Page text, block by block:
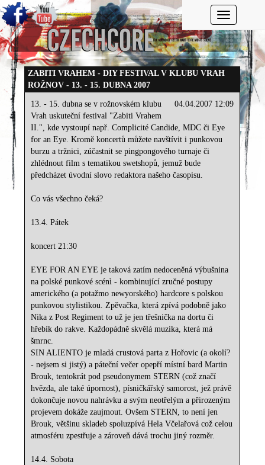
Toggle
ZABITI VRAHEM - DIY FESTIVAL V KLUBU VRAH
ROŽNOV - 13. - 15. DUBNA 2007
04.04.2007 12:09
13. - 15. dubna se v rožnovském klubu
Vrah uskuteční festival "Zabiti Vrahem
II.", kde vystoupí např. Complicité Candide, MDC či Eye
for an Eye. Kromě koncertů můžete navštívit i punkovou
burzu a tržnici, zúčastnit se pingpongového turnaje či
zhlédnout film s tematikou swetshopů, jemuž bude
předcházet úvodní slovo redaktora našeho časopisu.
Co vás všechno čeká?
13.4. Pátek
koncert 21:30
EYE FOR AN EYE je taková zatím nedoceněná výbušnina
na polské punkové scénì - kombinující zručné postupy
amerického (a potažmo newyorského) hardcore s polskou
punkovou stylistikou. Zpěvačka, která zpívá podobně jako
Nika z Post Regiment to už je jen třešnička na dortu či
hřebík do rakve. Každopádně skvělá muzika, která má
šmrnc.
SIN ALIENTO je mladá crustová parta z Hořovic (a okolí?
- nejsem si jistý) a páteční večer opepří místní bard Martin
Brouk, tentokrát pod pseudonymem STERN (což značí
hvězda, ale také úpornost), písničkářský samorost, jež právě
dokončuje novou nahrávku a svým neotřelým a přirozeným
projevem dokáže zaujmout. Ovšem STERN, to není jen
Brouk, většinu skladeb spoluzpívá Hela Včelařová což celou
atmosféru zpestřuje a zároveň dává trochu jiný rozměr.
14.4. Sobota